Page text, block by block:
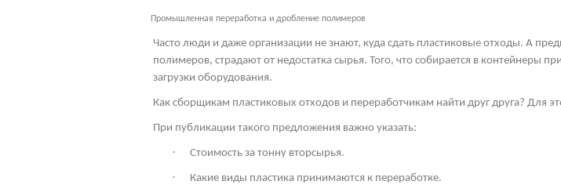
Промышленная переработка и дробление полимеров
Часто люди и даже организации не знают, куда сдать пластиковые отходы. А
полимеров, страдают от недостатка сырья. Того, что собирается в контейнеры
загрузки оборудования.
Как сборщикам пластиковых отходов и переработчикам найти друг друга? Для
При публикации такого предложения важно указать:
· Стоимость за тонну вторсырья.
· Какие виды пластика принимаются к переработке.